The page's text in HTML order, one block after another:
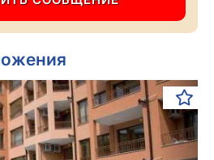
Next